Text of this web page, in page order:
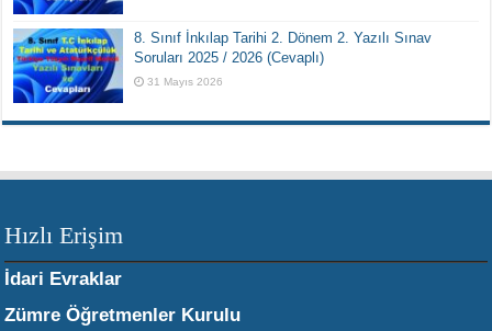
8. Sınıf İnkılap Tarihi 2. Dönem 2. Yazılı Sınav
Soruları 2025 / 2026 (Cevaplı)
31 Mayıs 2026
Hızlı Erişim
İdari Evraklar
Zümre Öğretmenler Kurulu